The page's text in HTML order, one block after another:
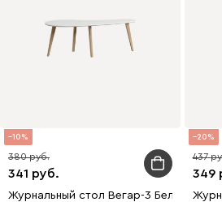
10
341
380
Журнальный стол Вегар-3 Белый/
20
349
437